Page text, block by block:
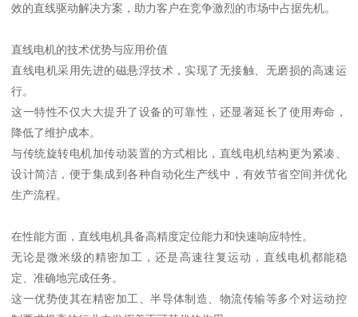
效的直线驱动解决方案，助力客户在竞争激烈的市场中占据先机。
直线电机的技术优势与应用价值
直线电机采用先进的磁悬浮技术，实现了无接触、无磨损的高速运
行。
这一特性不仅大大提升了设备的可靠性，还显著延长了使用寿命，
降低了维护成本。
与传统旋转电机加传动装置的方式相比，直线电机结构更为紧凑、
设计简洁，便于集成到各种自动化生产线中，有效节省空间并优化
生产流程。
在性能方面，直线电机具备高精度定位能力和快速响应特性。
无论是微米级的精密加工，还是高速往复运动，直线电机都能稳
定、准确地完成任务。
这一优势使其在精密加工、半导体制造、物流传输等多个对运动控